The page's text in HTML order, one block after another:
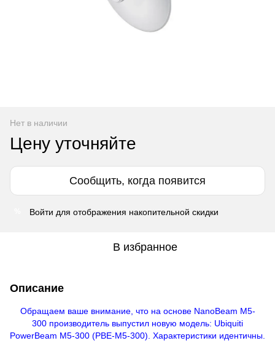
Нет в наличии
Цену уточняйте
Сообщить, когда появится
Войти для отображения накопительной скидки
В избранное
Описание
Обращаем ваше внимание, что на основе NanoBeam M5-
300 производитель выпустил новую модель: Ubiquiti
PowerBeam M5-300 (PBE-M5-300) . Характеристики идентичны.